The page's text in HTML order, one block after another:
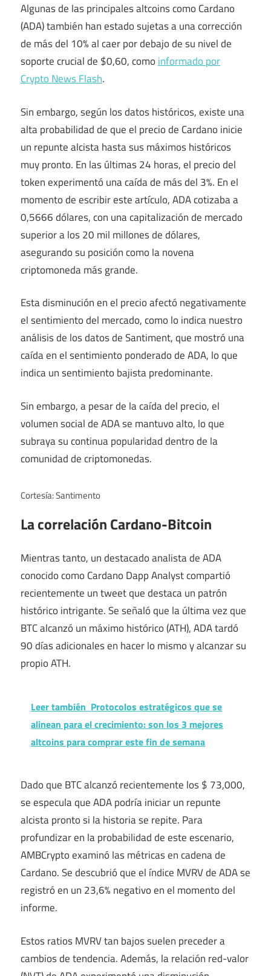
Algunas de las principales altcoins como Cardano
(ADA) también han estado sujetas a una corrección
de más del 10% al caer por debajo de su nivel de
soporte crucial de $0,60, como informado por
Crypto News Flash.
Sin embargo, según los datos históricos, existe una
alta probabilidad de que el precio de Cardano inicie
un repunte alcista hasta sus máximos históricos
muy pronto. En las últimas 24 horas, el precio del
token experimentó una caída de más del 3%. En el
momento de escribir este artículo, ADA cotizaba a
0,5666 dólares, con una capitalización de mercado
superior a los 20 mil millones de dólares,
asegurando su posición como la novena
criptomoneda más grande.
Esta disminución en el precio afectó negativamente
el sentimiento del mercado, como lo indica nuestro
análisis de los datos de Santiment, que mostró una
caída en el sentimiento ponderado de ADA, lo que
indica un sentimiento bajista predominante.
Sin embargo, a pesar de la caída del precio, el
volumen social de ADA se mantuvo alto, lo que
subraya su continua popularidad dentro de la
comunidad de criptomonedas.
Cortesía: Santimento
La correlación Cardano-Bitcoin
Mientras tanto, un destacado analista de ADA
conocido como Cardano Dapp Analyst compartió
recientemente un tweet que destaca un patrón
histórico intrigante. Se señaló que la última vez que
BTC alcanzó un máximo histórico (ATH), ADA tardó
90 días adicionales en hacer lo mismo y alcanzar su
propio ATH.
Leer también Protocolos estratégicos que se
alinean para el crecimiento: son los 3 mejores
altcoins para comprar este fin de semana
Dado que BTC alcanzó recientemente los $ 73,000,
se especula que ADA podría iniciar un repunte
alcista pronto si la historia se repite. Para
profundizar en la probabilidad de este escenario,
AMBCrypto examinó las métricas en cadena de
Cardano. Se descubrió que el índice MVRV de ADA se
registró en un 23,6% negativo en el momento del
informe.
Estos ratios MVRV tan bajos suelen preceder a
cambios de tendencia. Además, la relación red-valor